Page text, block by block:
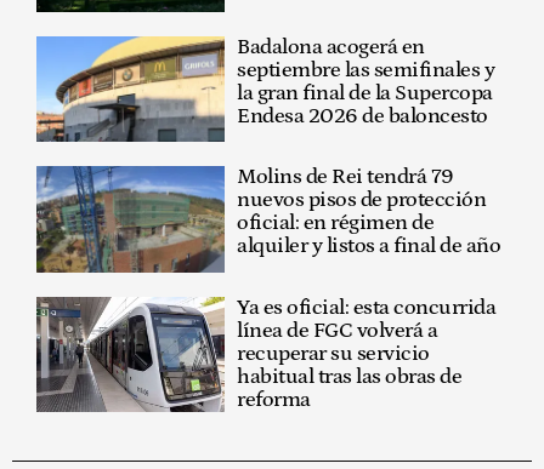
Badalona acogerá en
septiembre las semifinales y
la gran final de la Supercopa
Endesa 2026 de baloncesto
Molins de Rei tendrá 79
nuevos pisos de protección
oficial: en régimen de
alquiler y listos a final de año
Ya es oficial: esta concurrida
línea de FGC volverá a
recuperar su servicio
habitual tras las obras de
reforma